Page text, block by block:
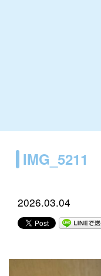
IMG_5211
2026.03.04